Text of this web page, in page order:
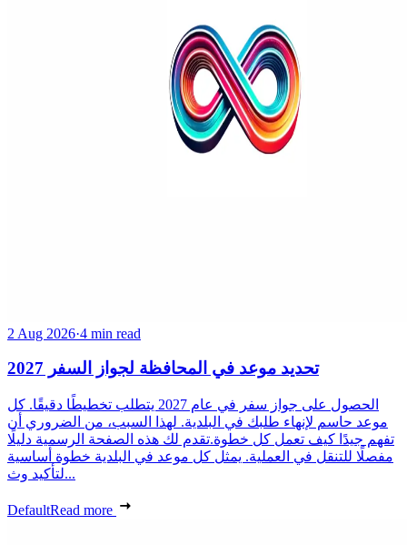
2 Aug 2026·4 min read
تحديد موعد في المحافظة لجواز السفر 2027
الحصول على جواز سفر في عام 2027 يتطلب تخطيطًا دقيقًا. كل
موعد حاسم لإنهاء طلبك في البلدية. لهذا السبب، من الضروري أن
تفهم جيدًا كيف تعمل كل خطوة.تقدم لك هذه الصفحة الرسمية دليلًا
مفصلًا للتنقل في العملية. يمثل كل موعد في البلدية خطوة أساسية
لتأكيد وث...
DefaultRead more